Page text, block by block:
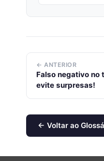
← ANTERIOR
Falso negativo no
evite surpresas!
← Voltar ao